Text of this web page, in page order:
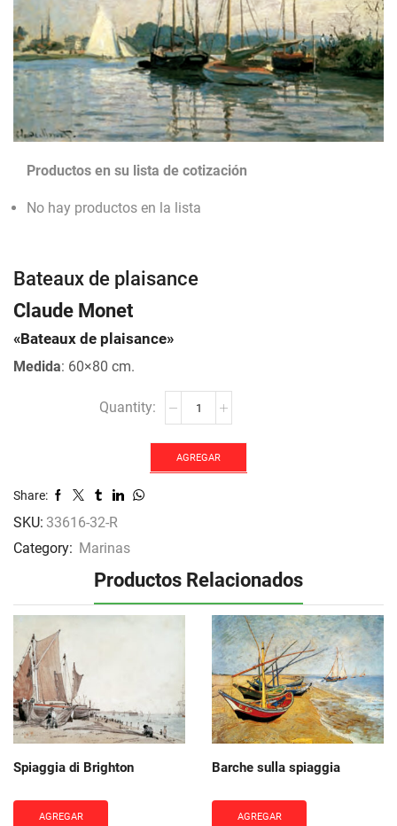
Productos en su lista de cotización
No hay productos en la lista
Bateaux de plaisance
Claude Monet
«Bateaux de plaisance»
Medida: 60×80 cm.
cantidad
AGREGAR
Share:
SKU: 33616-32-R
Category: Marinas
Productos Relacionados
Spiaggia di Brighton
AGREGAR
Barche sulla spiaggia
AGREGAR